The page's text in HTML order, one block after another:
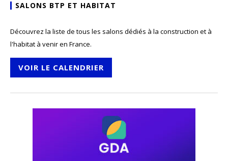
SALONS BTP ET HABITAT
Découvrez la liste de tous les salons dédiés à la construction et à
l'habitat à venir en France.
VOIR LE CALENDRIER